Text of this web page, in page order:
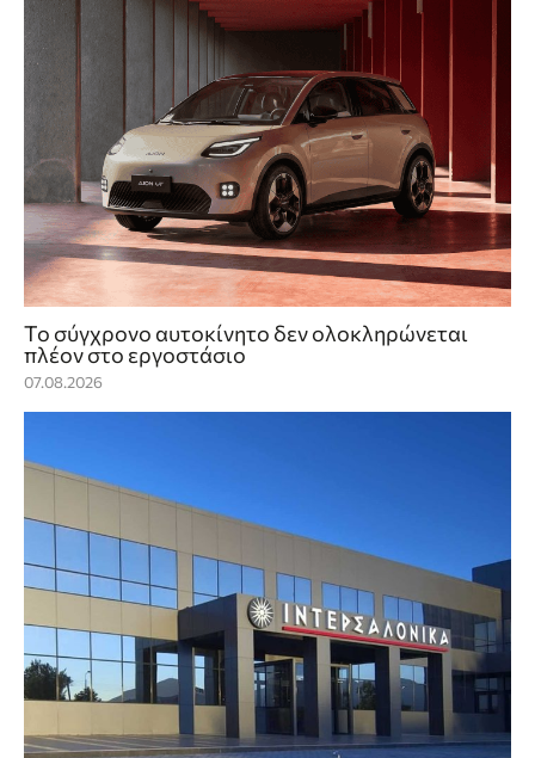
Το σύγχρονο αυτοκίνητο δεν ολοκληρώνεται
πλέον στο εργοστάσιο
07.08.2026